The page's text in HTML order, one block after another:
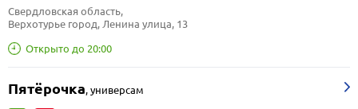
Открыто до 20:00
Свердловская область,
Верхотурье город, Ленина улица, 13
Пятёрочка,универсам